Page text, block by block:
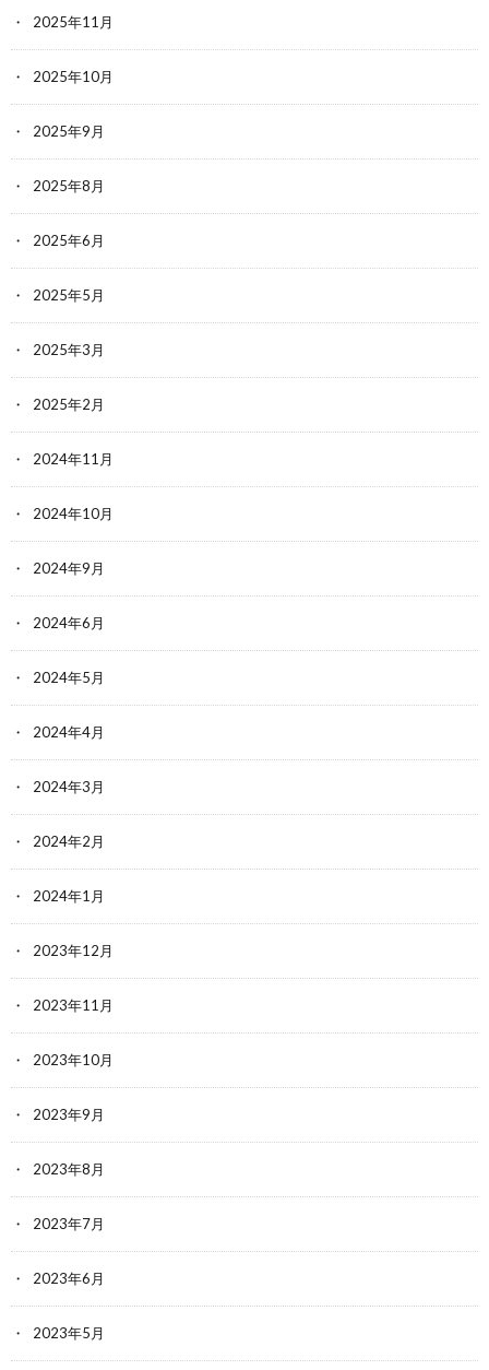
2025年11月
2025年10月
2025年9月
2025年8月
2025年6月
2025年5月
2025年3月
2025年2月
2024年11月
2024年10月
2024年9月
2024年6月
2024年5月
2024年4月
2024年3月
2024年2月
2024年1月
2023年12月
2023年11月
2023年10月
2023年9月
2023年8月
2023年7月
2023年6月
2023年5月